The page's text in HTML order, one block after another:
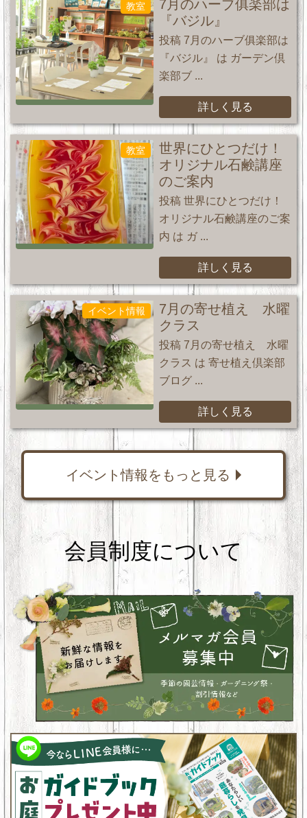
教室
7月のハーブ俱楽部は
『バジル』
投稿 7月のハーブ俱楽部は
『バジル』 は ガーデン倶
楽部ブ ...
詳しく見る
教室
世界にひとつだけ！
オリジナル石鹸講座
のご案内
投稿 世界にひとつだけ！
オリジナル石鹸講座のご案
内 は ガ ...
詳しく見る
イベント情報
7月の寄せ植え 水曜
クラス
投稿 7月の寄せ植え 水曜
クラス は 寄せ植え倶楽部
ブログ ...
詳しく見る
イベント情報をもっと見る
会員制度について